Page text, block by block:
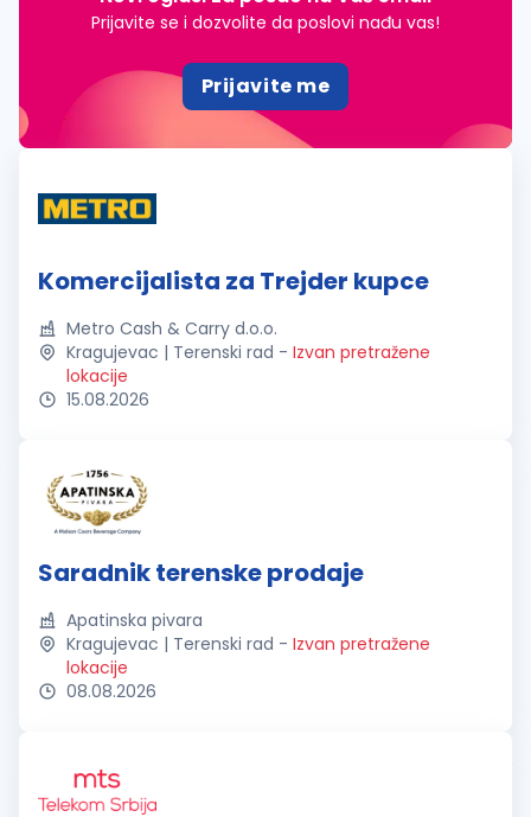
Prijavite se i dozvolite da poslovi nađu vas!
Prijavite me
Komercijalista za Trejder kupce
Metro Cash & Carry d.o.o.
Kragujevac | Terenski rad - Izvan pretražene
lokacije
15.08.2026
Saradnik terenske prodaje
Apatinska pivara
Kragujevac | Terenski rad - Izvan pretražene
lokacije
08.08.2026